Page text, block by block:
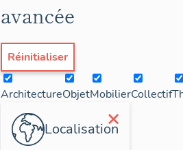
avancée
Réinitialiser
ArchitectureObjetMobilierCollectif
×
Localisation